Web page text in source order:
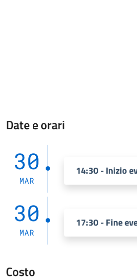
Date e orari
30
MAR
14:30 - Inizio
30
MAR
17:30 - Fine
Costo